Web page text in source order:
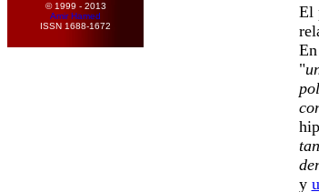
© 1999 - 2013
Amir Hamed
ISSN 1688-1672
El
"
y